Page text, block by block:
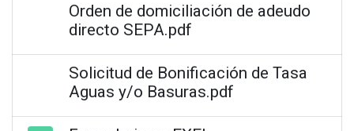
Orden de domiciliación de adeudo
directo SEPA.pdf
Solicitud de Bonificación de Tasa
Aguas y/o Basuras.pdf